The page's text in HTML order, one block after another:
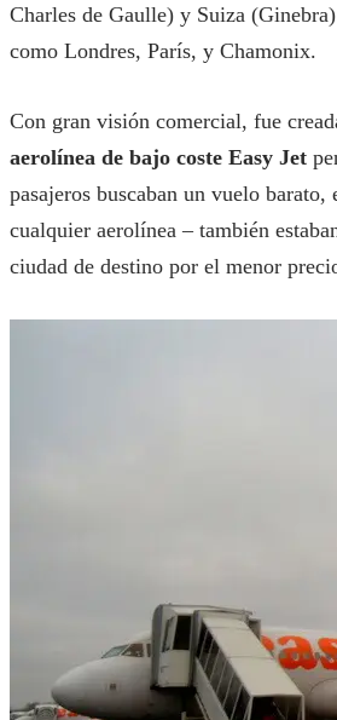
Charles de Gaulle) y Suiza
como Londres, París, y Chamonix.
Con gran visión comercial, fue
aerolínea de bajo coste Easy Jet
pasajeros buscaban un vuelo
cualquier aerolínea – también
ciudad de destino por el menor